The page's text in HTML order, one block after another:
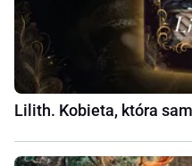
Lilith. Kobieta, która